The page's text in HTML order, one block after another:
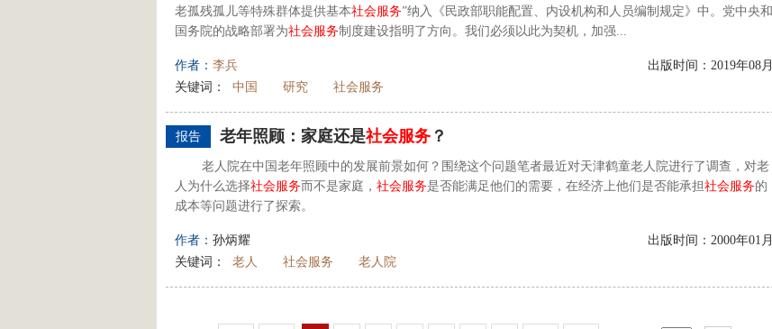
老孤残孤儿等特殊群体提供基本社会服务”纳入《民政部职能配置、内设机构和人员编制规定》中。党中央和
国务院的战略部署为社会服务制度建设指明了方向。我们必须以此为契机，加强...
作者： 李兵
出版时间：2019年08月
关键词：
中国 研究 社会服务
报告 老年照顾：家庭还是社会服务 ？
老人院在中国老年照顾中的发展前景如何？围绕这个问题笔者最近对天津鹤童老人院进行了调查，对老
人为什么选择社会服务而不是家庭， 社会服务是否能满足他们的需要，在经济上他们是否能承担社会服务的
成本等问题进行了探索。
作者： 孙炳耀
出版时间：2000年01月
关键词：
老人 社会服务 老人院